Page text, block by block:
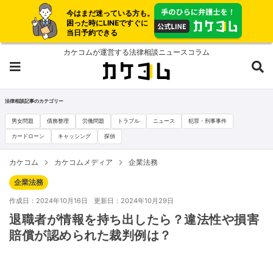
今はまだ迷っている方も。
困った時にLINEですぐに
当日予約できる
カケコムが運営する法律相談ニュースコラム
法律相談記事のカテゴリー
男女問題 債務整理 労働問題 トラブル ニュース 犯罪・刑事事件
カードローン キャッシング 探偵
カケコム カケコムメディア 企業法務
企業法務
作成日：2024年10月16日 更新日：2024年10月29日
退職者が情報を持ち出したら？違法性や損害
賠償が認められた裁判例は？